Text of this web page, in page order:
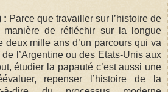
: Parce que travailler sur l’histoire de
manière de réfléchir sur la longue
deux mille ans d’un parcours qui va
l’Argentine ou des Etats-Unis aux
étudier la papauté c’est aussi une
repenser l’histoire de la